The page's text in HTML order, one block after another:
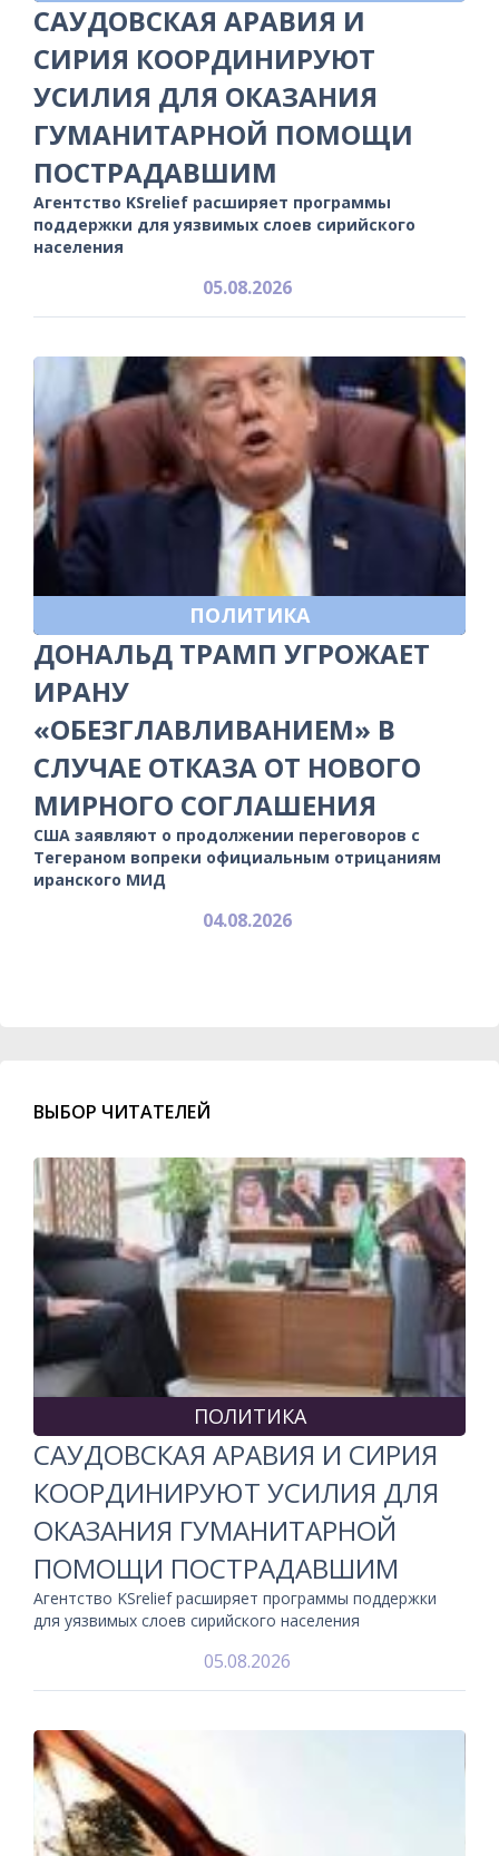
САУДОВСКАЯ АРАВИЯ И
СИРИЯ КООРДИНИРУЮТ
УСИЛИЯ ДЛЯ ОКАЗАНИЯ
ГУМАНИТАРНОЙ ПОМОЩИ
ПОСТРАДАВШИМ
Агентство KSrelief расширяет программы
поддержки для уязвимых слоев сирийского
населения
05.08.2026
ПОЛИТИКА
ДОНАЛЬД ТРАМП УГРОЖАЕТ
ИРАНУ
«ОБЕЗГЛАВЛИВАНИЕМ» В
СЛУЧАЕ ОТКАЗА ОТ НОВОГО
МИРНОГО СОГЛАШЕНИЯ
США заявляют о продолжении переговоров с
Тегераном вопреки официальным отрицаниям
иранского МИД
04.08.2026
ВЫБОР ЧИТАТЕЛЕЙ
ПОЛИТИКА
САУДОВСКАЯ АРАВИЯ И СИРИЯ
КООРДИНИРУЮТ УСИЛИЯ ДЛЯ
ОКАЗАНИЯ ГУМАНИТАРНОЙ
ПОМОЩИ ПОСТРАДАВШИМ
Агентство KSrelief расширяет программы поддержки
для уязвимых слоев сирийского населения
05.08.2026